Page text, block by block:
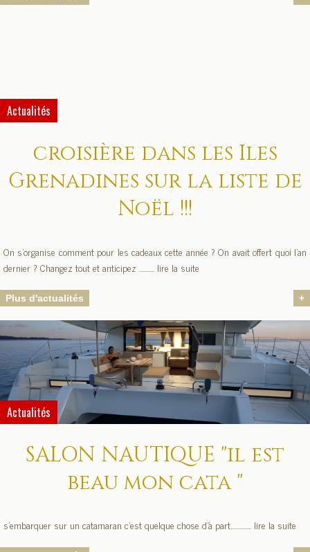
Actualités
croisière dans les Iles
Grenadines sur la liste de
Noël !!!
On s’organise comment pour les cadeaux cette année ? On avait offert quoi l’an
dernier ? Changez tout et anticipez ........... lire la suite
+
Plus d'actualités
Actualités
SALON NAUTIQUE "il est
beau mon cata "
s'embarquer sur un catamaran c'est quelque chose d'à part............... lire la suite